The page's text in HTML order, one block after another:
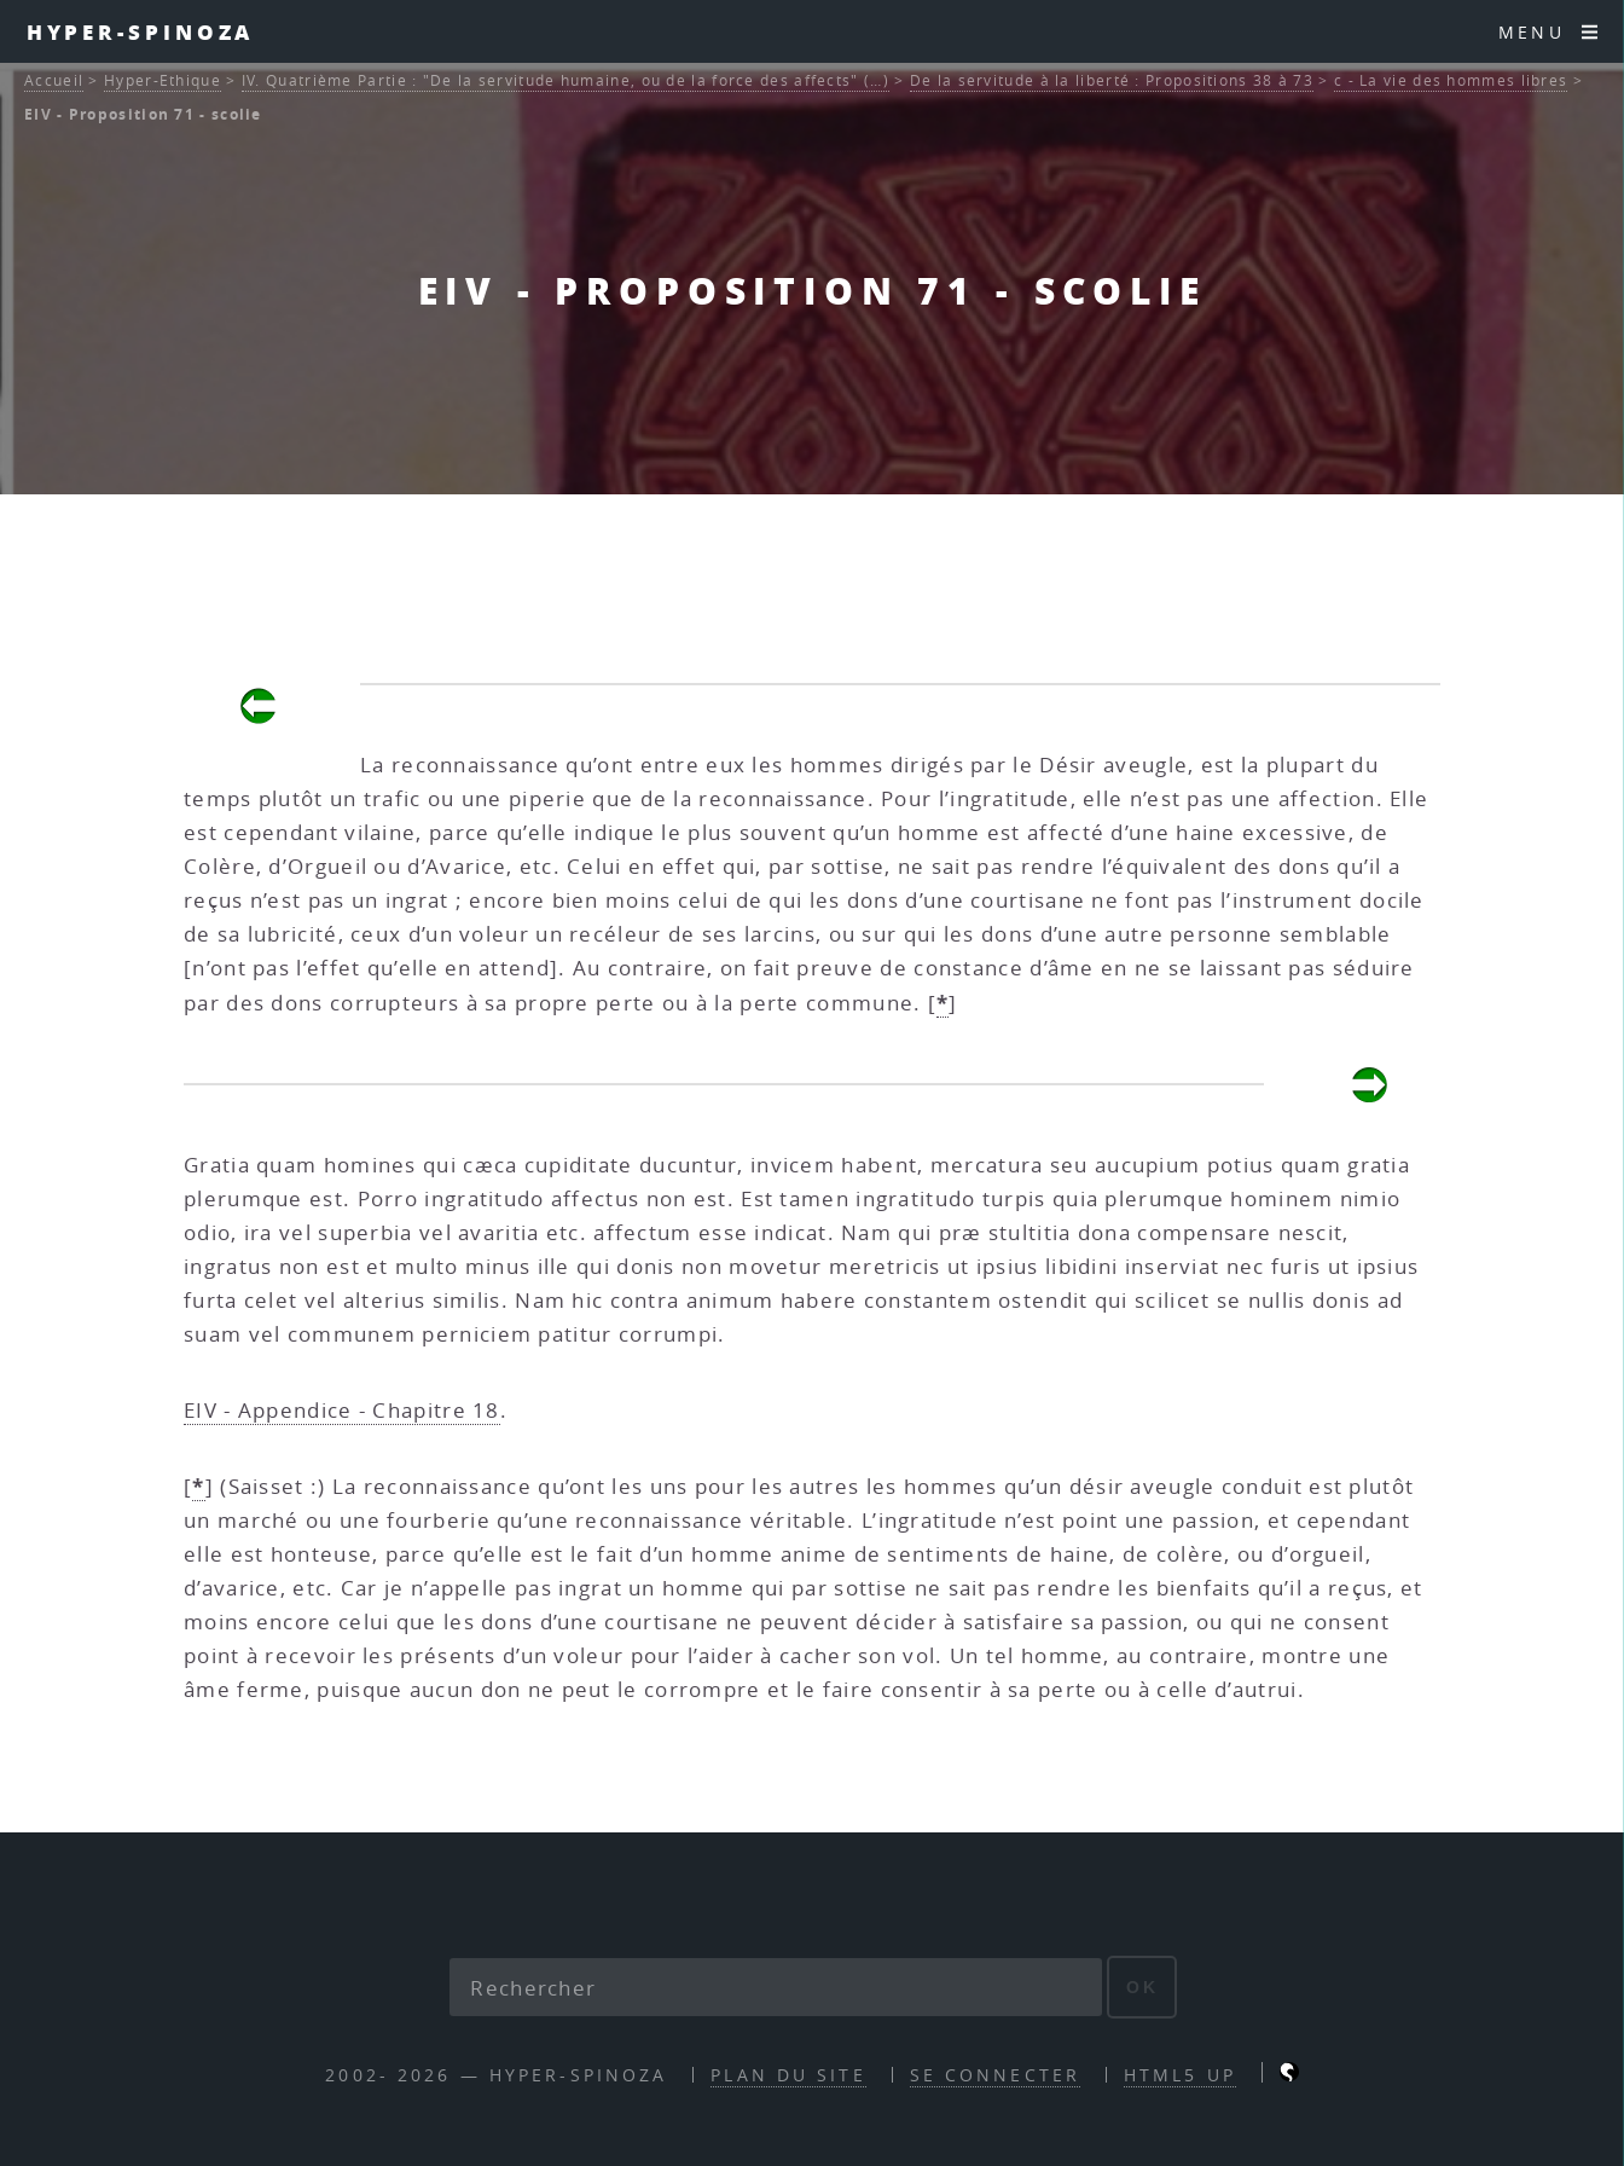
HYPER-SPINOZA MENU
EIV - PROPOSITION 71 - SCOLIE
Accueil > Hyper-Ethique > IV. Quatrième Partie : "De la servitude humaine, ou de la force des affects" (…)>De la servitude à la liberté : Propositions 38 à 73 > c - La vie des hommes libres >
EIV - Proposition 71 - scolie
La reconnaissance qu’ont entre eux les hommes dirigés par le Désir aveugle, est la plupart du
temps plutôt un trafic ou une piperie que de la reconnaissance. Pour l’ingratitude, elle n’est pas une affection. Elle
est cependant vilaine, parce qu’elle indique le plus souvent qu’un homme est affecté d’une haine excessive, de
Colère, d’Orgueil ou d’Avarice, etc. Celui en effet qui, par sottise, ne sait pas rendre l’équivalent des dons qu’il a
reçus n’est pas un ingrat ; encore bien moins celui de qui les dons d’une courtisane ne font pas l’instrument docile
de sa lubricité, ceux d’un voleur un recéleur de ses larcins, ou sur qui les dons d’une autre personne semblable
[n’ont pas l’effet qu’elle en attend]. Au contraire, on fait preuve de constance d’âme en ne se laissant pas séduire
par des dons corrupteurs à sa propre perte ou à la perte commune. [*]
Gratia quam homines qui cæca cupiditate ducuntur, invicem habent, mercatura seu aucupium potius quam gratia
plerumque est. Porro ingratitudo affectus non est. Est tamen ingratitudo turpis quia plerumque hominem nimio
odio, ira vel superbia vel avaritia etc. affectum esse indicat. Nam qui præ stultitia dona compensare nescit,
ingratus non est et multo minus ille qui donis non movetur meretricis ut ipsius libidini inserviat nec furis ut ipsius
furta celet vel alterius similis. Nam hic contra animum habere constantem ostendit qui scilicet se nullis donis ad
suam vel communem perniciem patitur corrumpi.
EIV - Appendice - Chapitre 18.
[*](Saisset :) La reconnaissance qu’ont les uns pour les autres les hommes qu’un désir aveugle conduit est plutôt
un marché ou une fourberie qu’une reconnaissance véritable. L’ingratitude n’est point une passion, et cependant
elle est honteuse, parce qu’elle est le fait d’un homme anime de sentiments de haine, de colère, ou d’orgueil,
d’avarice, etc. Car je n’appelle pas ingrat un homme qui par sottise ne sait pas rendre les bienfaits qu’il a reçus, et
moins encore celui que les dons d’une courtisane ne peuvent décider à satisfaire sa passion, ou qui ne consent
point à recevoir les présents d’un voleur pour l’aider à cacher son vol. Un tel homme, au contraire, montre une
âme ferme, puisque aucun don ne peut le corrompre et le faire consentir à sa perte ou à celle d’autrui.
OK
2002- 2026 — HYPER-SPINOZA PLAN DU SITE SE CONNECTER HTML5 UP